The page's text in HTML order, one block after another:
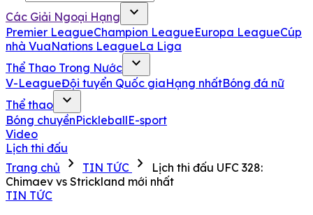
Các Giải Ngoại Hạng expand_more
Premier LeagueChampion LeagueEuropa LeagueCúp
nhà VuaNations LeagueLa Liga
Thể Thao Trong Nước
expand_more
V-LeagueĐội tuyển Quốc giaHạng nhấtBóng đá nữ
Thể thao
expand_more
Bóng chuyềnPickleballE-sport
Video
Lịch thi đấu
Trang chủ
chevron_right TIN TỨC chevron_right
Lịch thi đấu UFC 328:
Chimaev vs Strickland mới nhất
TIN TỨC